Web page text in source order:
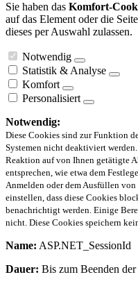
Sie haben das Komfort-
auf das Element oder die
dieses per Auswahl zulassen.
Notwendig
Statistik & Analyse
Komfort
Personalisiert
Notwendig:
Diese Cookies sind zur Funktion
Systemen nicht deaktiviert
Reaktion auf von Ihnen getätigte
entsprechen, wie etwa dem
Anmelden oder dem Ausfüllen
einstellen, dass diese Cookies
benachrichtigt werden. Einige
nicht. Diese Cookies speichern
Name: ASP.NET_SessionId
Dauer: Bis zum Beenden